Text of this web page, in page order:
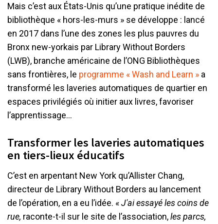
Mais c’est aux États-Unis qu’une pratique inédite de
bibliothèque « hors-les-murs » se développe : lancé
en 2017 dans l’une des zones les plus pauvres du
Bronx new-yorkais par Library Without Borders
(LWB), branche américaine de l’ONG Bibliothèques
sans frontières, le programme « Wash and Learn » a
transformé les laveries automatiques de quartier en
espaces privilégiés où initier aux livres, favoriser
l’apprentissage…
Transformer les laveries automatiques
en tiers-lieux éducatifs
C’est en arpentant New York qu’Allister Chang,
directeur de Library Without Borders au lancement
de l’opération, en a eu l’idée. «J'ai essayé les coins de
rue, raconte-t-il sur le site de l’association,les parcs,